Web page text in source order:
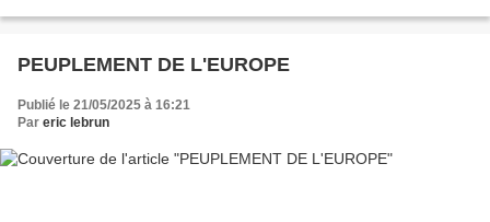
PEUPLEMENT DE L'EUROPE
Publié le 21/05/2025 à 16:21
Par eric lebrun